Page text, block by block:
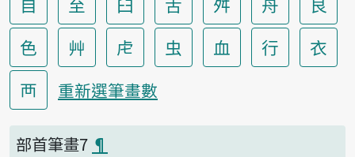
色
艸 虍 虫 血 行
衣
襾
重新選筆畫數
部首筆畫7 ¶